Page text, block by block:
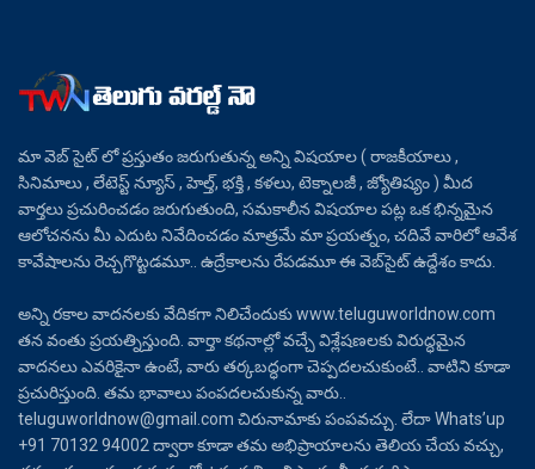
మా వెబ్ సైట్ లో ప్రస్తుతం జరుగుతున్న అన్ని విషయాల ( రాజకీయాలు ,
సినిమాలు , లేటెస్ట్ న్యూస్ , హెల్త్, భక్తి , కళలు, టెక్నాలజీ , జ్యోతిష్యం ) మీద
వార్తలు ప్రచురించడం జరుగుతుంది, సమకాలీన విషయాల పట్ల ఒక భిన్నమైన
ఆలోచనను మీ ఎదుట నివేదించడం మాత్రమే మా ప్రయత్నం, చదివే వారిలో ఆవేశ
కావేషాలను రెచ్చగొట్టడమూ.. ఉద్రేకాలను రేపడమూ ఈ వెబ్‌సైట్ ఉద్దేశం కాదు.
అన్ని రకాల వాదనలకు వేదికగా నిలిచేందుకు www.teluguworldnow.com
తన వంతు ప్రయత్నిస్తుంది. వార్తా కథనాల్లో వచ్చే విశ్లేషణలకు విరుద్ధమైన
వాదనలు ఎవరికైనా ఉంటే, వారు తర్కబద్ధంగా చెప్పదలచుకుంటే.. వాటిని కూడా
ప్రచురిస్తుంది. తమ భావాలు పంపదలచుకున్న వారు..
teluguworldnow@gmail.com చిరునామాకు పంపవచ్చు. లేదా Whats’up
+91 70132 94002 ద్వారా కూడా తమ అభిప్రాయాలను తెలియ చేయ వచ్చు,